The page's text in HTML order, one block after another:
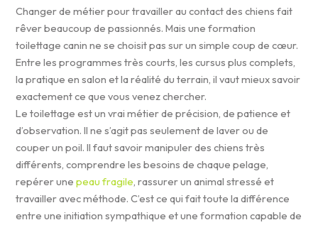
Changer de métier pour travailler au contact des chiens fait
rêver beaucoup de passionnés. Mais une formation
toilettage canin ne se choisit pas sur un simple coup de cœur.
Entre les programmes très courts, les cursus plus complets,
la pratique en salon et la réalité du terrain, il vaut mieux savoir
exactement ce que vous venez chercher.
Le toilettage est un vrai métier de précision, de patience et
d’observation. Il ne s’agit pas seulement de laver ou de
couper un poil. Il faut savoir manipuler des chiens très
différents, comprendre les besoins de chaque pelage,
repérer unepeau fragile, rassurer un animal stressé et
travailler avec méthode. C’est ce qui fait toute la différence
entre une initiation sympathique et une formation capable de
–
bien
la
choisir